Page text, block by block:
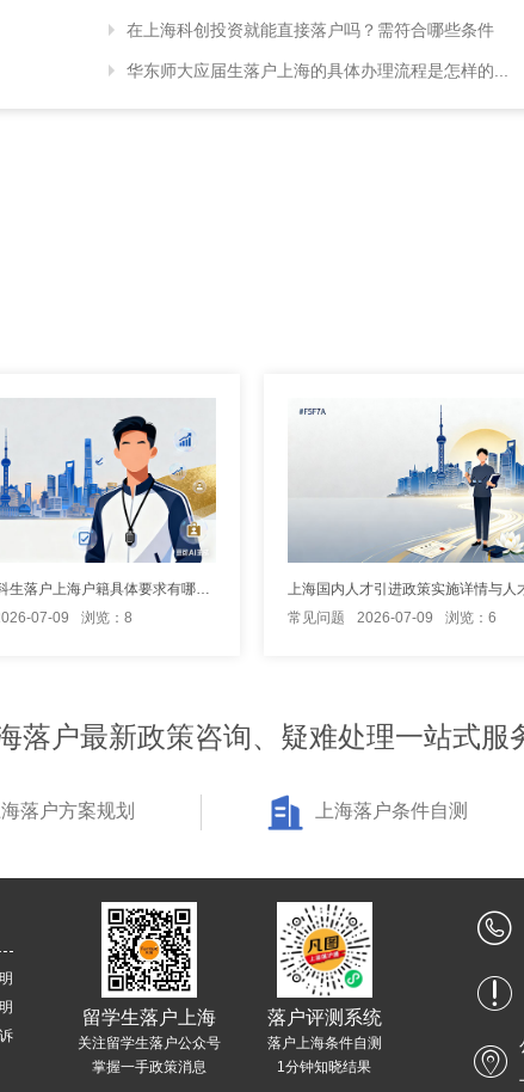
在上海科创投资就能直接落户吗？需符合哪些条件
华东师大应届生落户上海的具体办理流程是怎样的...
07-09 浏览：8
常见问题
2026-07-09 浏览：6
海落户最新政策咨询、疑难处理一站式服
海落户方案规划 上海落户条件自测
留学生落户上海
关注留学生落户公众号
掌握一手政策消息
落户评测系统
落户上海条件自测
1分钟知晓结果